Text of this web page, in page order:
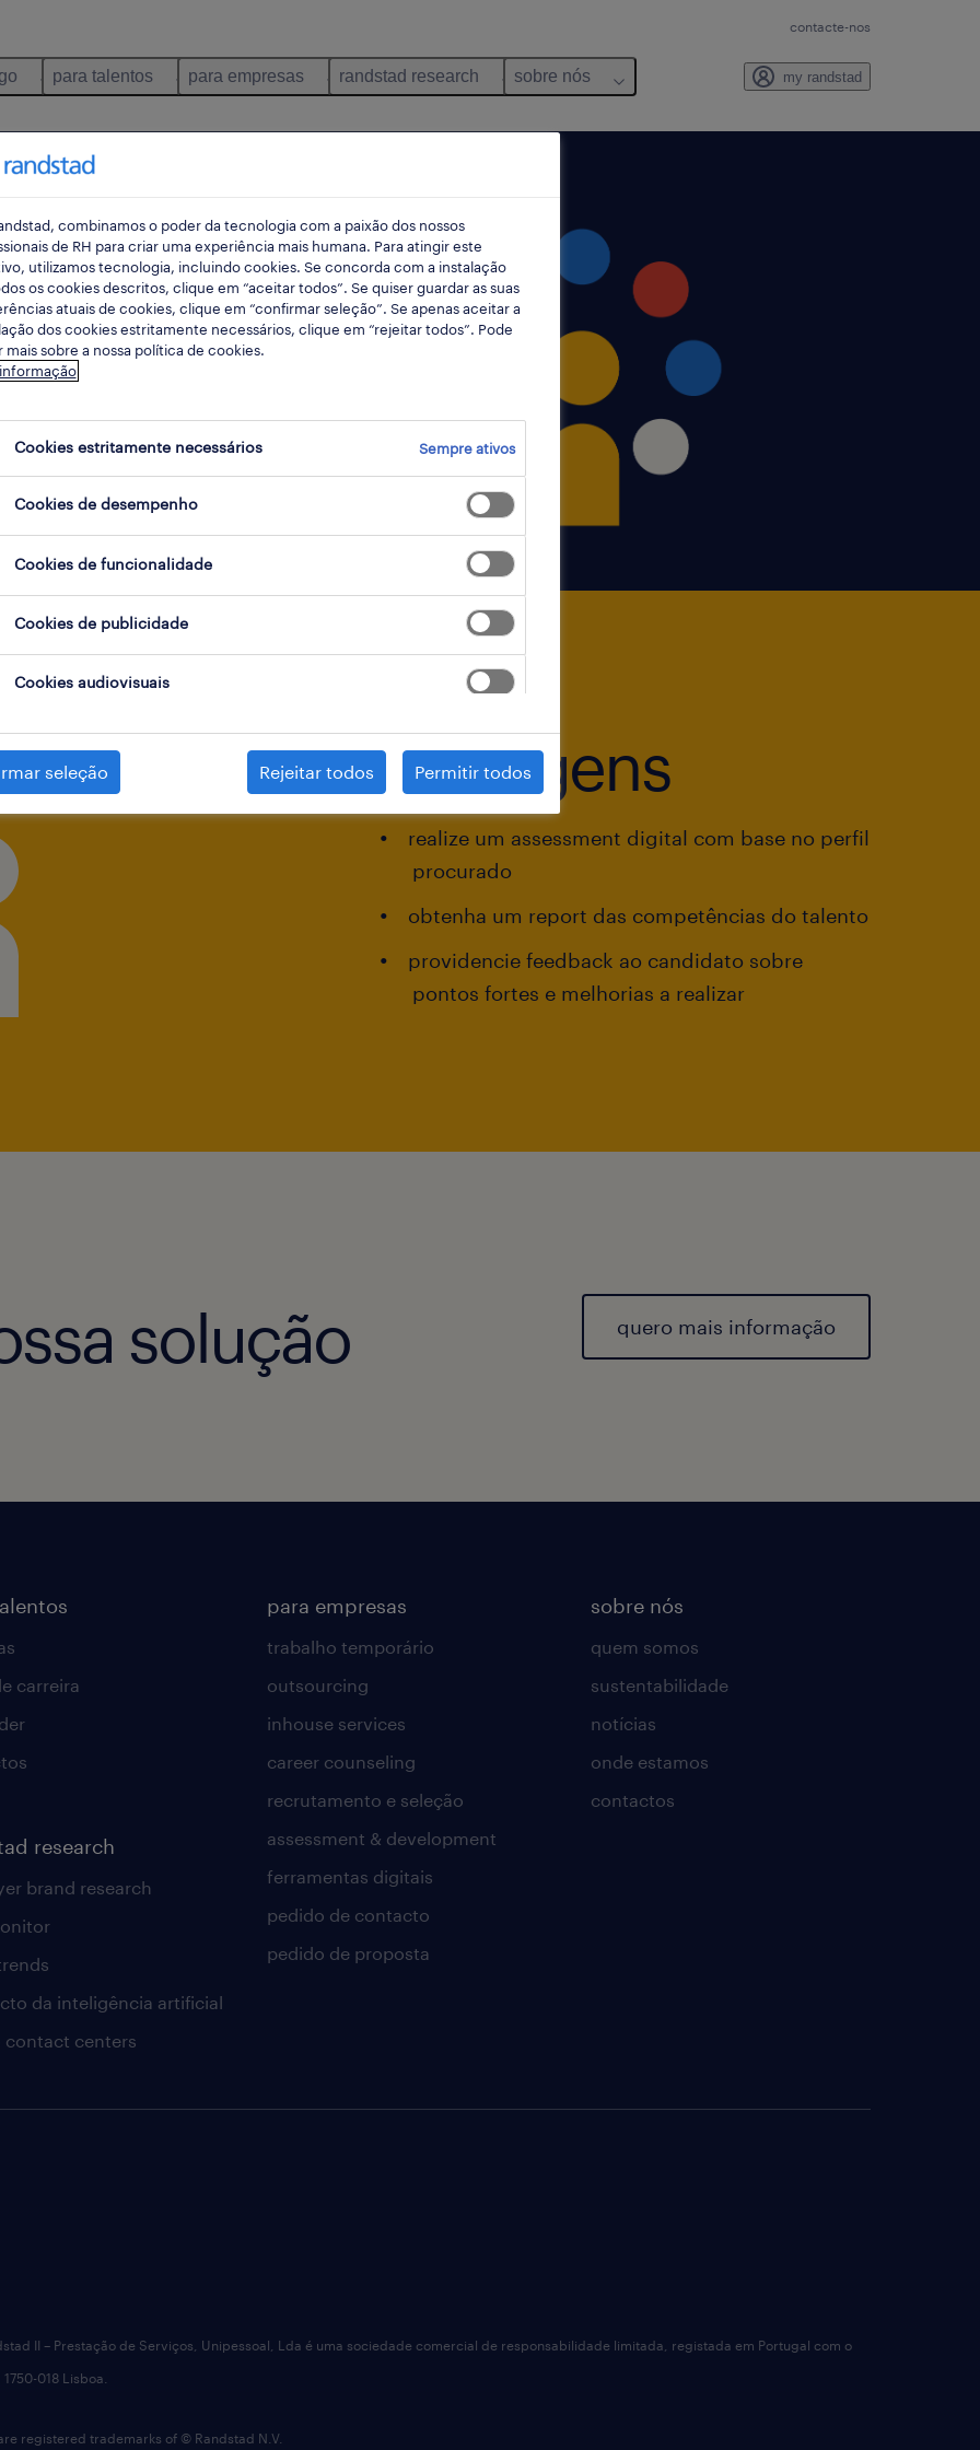
contacte-nos
para talentos para empresas randstad research sobre nós my randstad
candidatos face a
de um assessment
vantagens
realize um assessment digital com base no perfil
procurado
obtenha um report das competências do talento
providencie feedback ao candidato sobre
pontos fortes e melhorias a realizar
solução quero mais informação
carreira
research
brand research
da inteligência artificial
contact centers
para empresas
trabalho temporário
outsourcing
inhouse services
career counseling
recrutamento e seleção
assessment & development
ferramentas digitais
pedido de contacto
pedido de proposta
sobre nós
quem somos
sustentabilidade
notícias
onde estamos
contactos
II – Prestação de Serviços, Unipessoal, Lda é uma sociedade comercial de responsabilidade limitada, registada em Portugal com o
018 Lisboa.
registered trademarks of © Randstad N.V.
combinamos o poder da tecnologia com a paixão dos nossos
de RH para criar uma experiência mais humana. Para atingir este
utilizamos tecnologia, incluindo cookies. Se concorda com a instalação
os cookies descritos, clique em “aceitar todos”. Se quiser guardar as suas
atuais de cookies, clique em “confirmar seleção”. Se apenas aceitar a
dos cookies estritamente necessários, clique em “rejeitar todos”. Pode
mais sobre a nossa política de cookies.
Cookies estritamente necessários Sempre ativos
Cookies de desempenho
Cookies de funcionalidade
Cookies de publicidade
Cookies audiovisuais
seleção Rejeitar todos Permitir todos